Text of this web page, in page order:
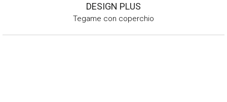
DESIGN PLUS
Tegame con coperchio